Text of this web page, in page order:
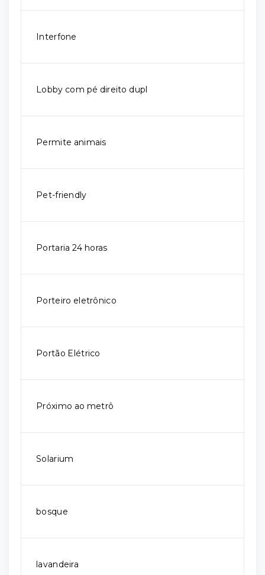
Interfone
Lobby com pé direito dupl
Permite animais
Pet-friendly
Portaria 24 horas
Porteiro eletrônico
Portão Elétrico
Próximo ao metrô
Solarium
bosque
lavandeira